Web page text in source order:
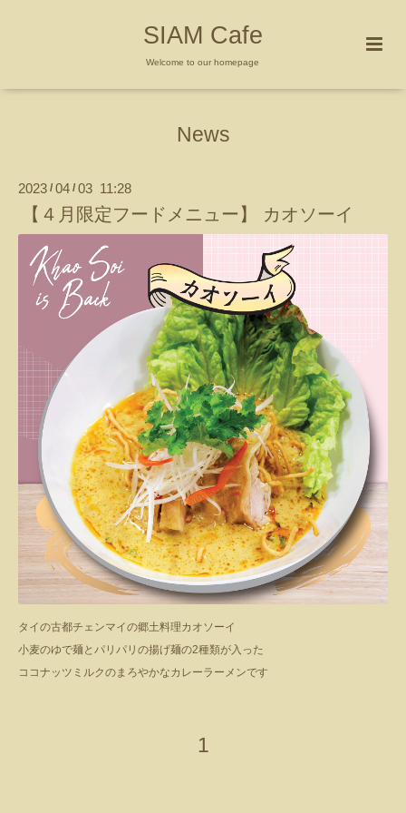
SIAM Cafe
Welcome to our homepage
News
2023 / 04 / 03 11:28
【４月限定フードメニュー】 カオソーイ
タイの古都チェンマイの郷土料理カオソーイ
小麦のゆで麺とパリパリの揚げ麺の2種類が入った
ココナッツミルクのまろやかなカレーラーメンです
1